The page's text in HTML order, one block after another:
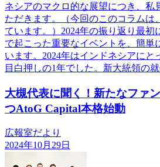
ネシアのマクロ的な展望につき、私
ただきます。（今回のこのコラムは
ています。）2024年の振り返り最初
で起こった重要なイベントを、簡単
います。2024年はインドネシアにと
目白押しの1年でした。新大統領の
大槻代表に聞く！新たなファ
つAtoG Capital本格始動
広報室だより
2024年10月29日